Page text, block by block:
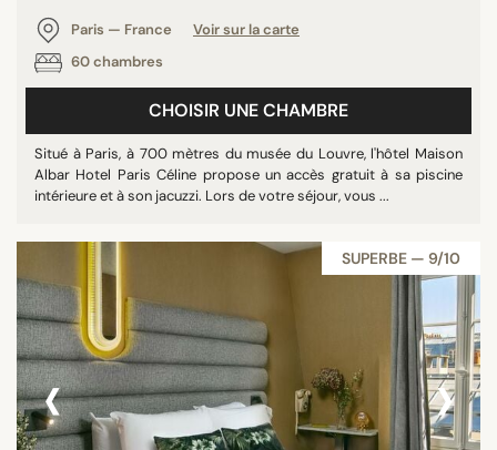
Paris — France
Voir sur la carte
60 chambres
CHOISIR UNE CHAMBRE
Situé à Paris, à 700 mètres du musée du Louvre, l'hôtel Maison
Albar Hotel Paris Céline propose un accès gratuit à sa piscine
intérieure et à son jacuzzi. Lors de votre séjour, vous ...
SUPERBE — 9/10
‹ ›